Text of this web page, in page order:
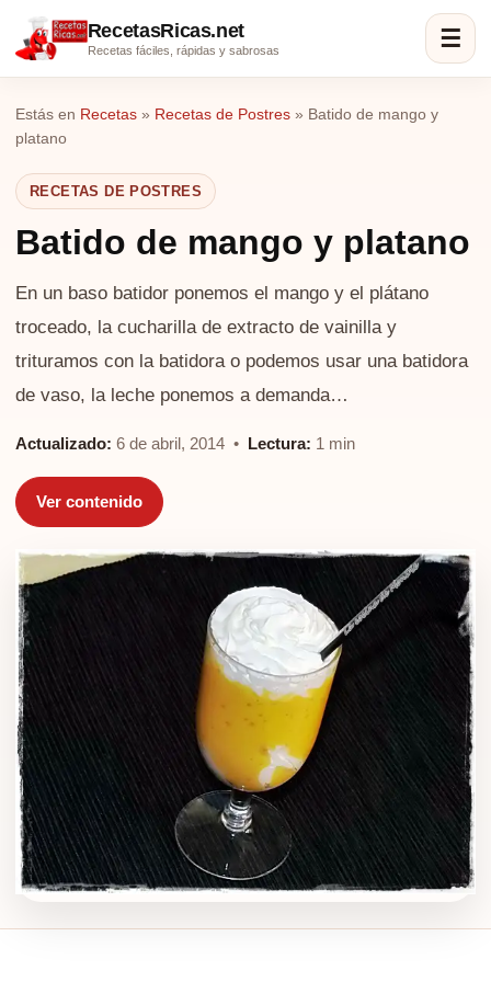
RecetasRicas.net
Recetas fáciles, rápidas y sabrosas ☰
Estás en Recetas » Recetas de Postres » Batido de mango y
platano
RECETAS DE POSTRES
Batido de mango y platano
En un baso batidor ponemos el mango y el plátano
troceado, la cucharilla de extracto de vainilla y
trituramos con la batidora o podemos usar una batidora
de vaso, la leche ponemos a demanda…
Actualizado: 6 de abril, 2014 • Lectura: 1 min
Ver contenido